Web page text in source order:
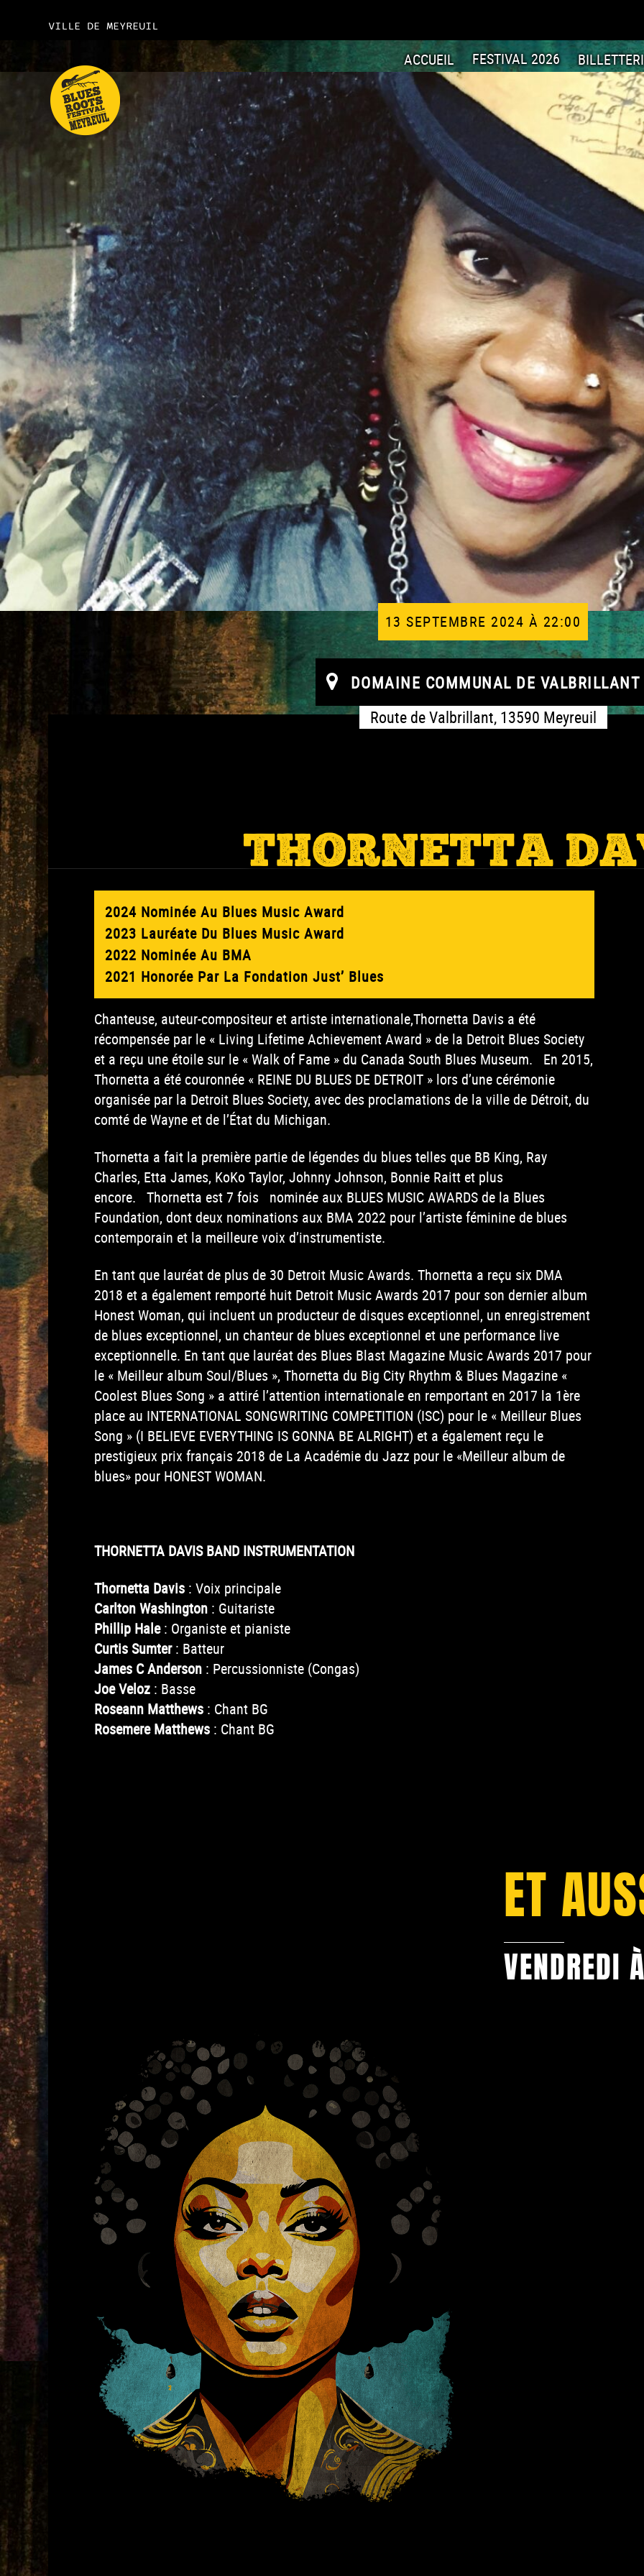
VILLE DE MEYREUIL
ACCUEIL FESTIVAL 2026
13 SEPTEMBRE 2024 À 22:00
DOMAINE COMMUNAL DE VALBRILLANT
Route de Valbrillant, 13590 Meyreuil
THORNETTA
2024 Nominée Au Blues Music Award
2023 Lauréate Du Blues Music Award
2022 Nominée Au BMA
2021 Honorée Par La Fondation Just’ Blues
Chanteuse, auteur-compositeur et artiste internationale,Thornetta Davis a été
récompensée par le « Living Lifetime Achievement Award » de la Detroit Blues Society
et a reçu une étoile sur le « Walk of Fame » du Canada South Blues Museum.
En 2015,
Thornetta a été couronnée « REINE DU BLUES DE DETROIT » lors d’une cérémonie
organisée par la Detroit Blues Society, avec des proclamations de la ville de Détroit, du
comté de Wayne et de l’État du Michigan.
Thornetta a fait la première partie de légendes du blues telles que BB King, Ray
Charles, Etta James, KoKo Taylor, Johnny Johnson, Bonnie Raitt et plus
encore. Thornetta est 7 fois nominée aux BLUES MUSIC AWARDS de la Blues
Foundation, dont deux nominations aux BMA 2022 pour l’artiste féminine de blues
contemporain et la meilleure voix d’instrumentiste.
En tant que lauréat de plus de 30 Detroit Music Awards. Thornetta a reçu six DMA
2018 et a également remporté huit Detroit Music Awards 2017 pour son dernier album
Honest Woman, qui incluent un producteur de disques exceptionnel, un enregistrement
de blues exceptionnel, un chanteur de blues exceptionnel et une performance live
exceptionnelle. En tant que lauréat des Blues Blast Magazine Music Awards 2017 pour
le « Meilleur album Soul/Blues », Thornetta du Big City Rhythm & Blues Magazine «
Coolest Blues Song » a attiré l’attention internationale en remportant en 2017 la 1ère
place au INTERNATIONAL SONGWRITING COMPETITION (ISC) pour le « Meilleur Blues
Song » (I BELIEVE EVERYTHING IS GONNA BE ALRIGHT) et a également reçu le
prestigieux prix français 2018 de La Académie du Jazz pour le «Meilleur album de
blues» pour HONEST WOMAN.
THORNETTA DAVIS BAND INSTRUMENTATION
Thornetta Davis: Voix principale
Carlton Washington: Guitariste
Phillip Hale: Organiste et pianiste
Curtis Sumter: Batteur
James C Anderson: Percussionniste (Congas)
Joe Veloz: Basse
Roseann Matthews: Chant BG
Rosemere Matthews: Chant BG
ET
VENDREDI